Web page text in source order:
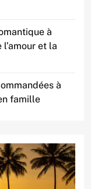
à
et la
à
famille